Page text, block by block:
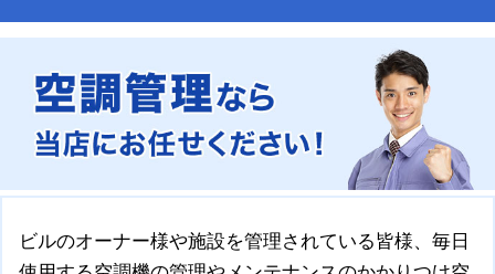
ビルのオーナー様や施設を管理されている皆様、毎日